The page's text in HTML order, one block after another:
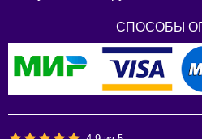
СПОСОБЫ